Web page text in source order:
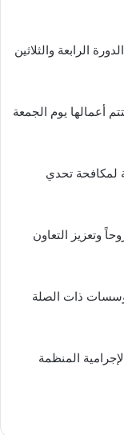
الرابعة والثلاثين
أعمالها يوم الجمعة
لمكافحة تحدي
وتعزيز التعاون
ذات الصلة
المنظمة